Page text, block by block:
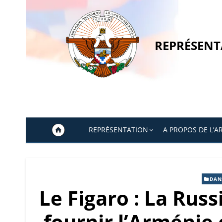
content
REPRÉSENTATION A PROPOS DE
Le Figaro : La